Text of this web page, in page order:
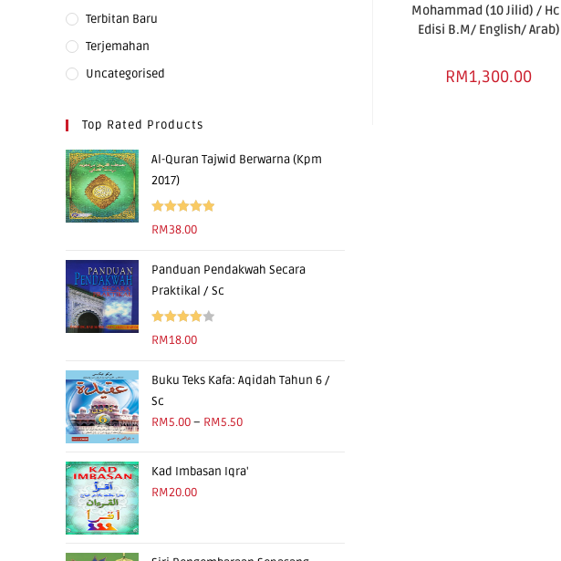
Mohammad (10 Jilid) / Hc
Edisi B.M/ English/ Arab)
RM1,300.00
Terbitan Baru
Terjemahan
Uncategorised
Top Rated Products
Al-Quran Tajwid Berwarna (Kpm
2017)
Rated 5.00
RM38.00
Panduan Pendakwah Secara
Praktikal / Sc
Rated
RM18.00
Buku Teks Kafa: Aqidah Tahun 6 /
Sc
RM5.00– RM5.50
Kad Imbasan Iqra'
RM20.00